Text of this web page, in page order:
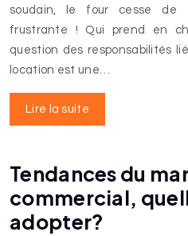
soudain, le four cesse de
frustrante ! Qui prend en
question des responsabilités
location est une…
Lire la suite
Tendances du
commercial,
adopter?